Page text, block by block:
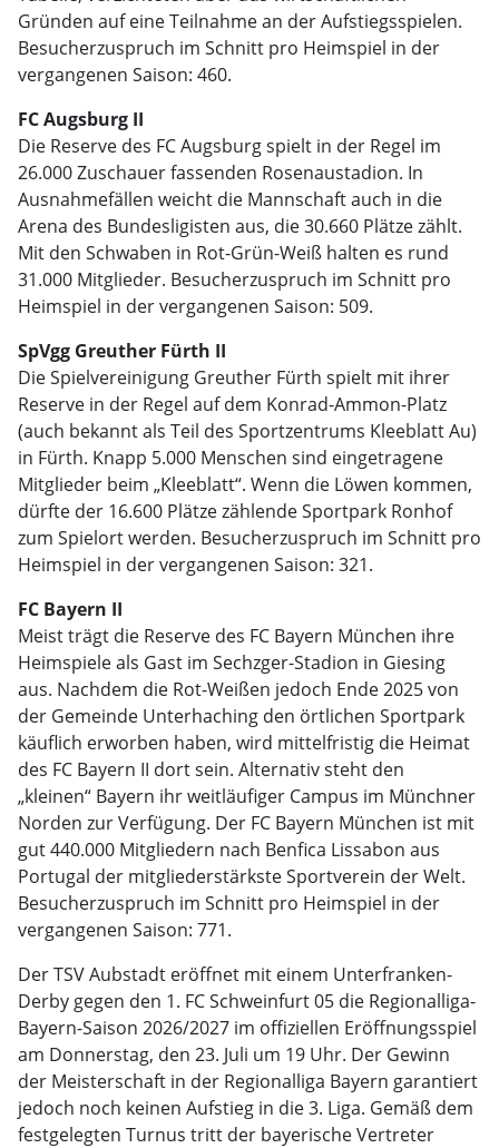
Gründen auf eine Teilnahme an der Aufstiegsspielen.
Besucherzuspruch im Schnitt pro Heimspiel in der
vergangenen Saison: 460.
FC Augsburg II
Die Reserve des FC Augsburg spielt in der Regel im
26.000 Zuschauer fassenden Rosenaustadion. In
Ausnahmefällen weicht die Mannschaft auch in die
Arena des Bundesligisten aus, die 30.660 Plätze zählt.
Mit den Schwaben in Rot-Grün-Weiß halten es rund
31.000 Mitglieder. Besucherzuspruch im Schnitt pro
Heimspiel in der vergangenen Saison: 509.
SpVgg Greuther Fürth II
Die Spielvereinigung Greuther Fürth spielt mit ihrer
Reserve in der Regel auf dem Konrad-Ammon-Platz
(auch bekannt als Teil des Sportzentrums Kleeblatt Au)
in Fürth. Knapp 5.000 Menschen sind eingetragene
Mitglieder beim „Kleeblatt“. Wenn die Löwen kommen,
dürfte der 16.600 Plätze zählende Sportpark Ronhof
zum Spielort werden. Besucherzuspruch im Schnitt pro
Heimspiel in der vergangenen Saison: 321.
FC Bayern II
Meist trägt die Reserve des FC Bayern München ihre
Heimspiele als Gast im Sechzger-Stadion in Giesing
aus. Nachdem die Rot-Weißen jedoch Ende 2025 von
der Gemeinde Unterhaching den örtlichen Sportpark
käuflich erworben haben, wird mittelfristig die Heimat
des FC Bayern II dort sein. Alternativ steht den
„kleinen“ Bayern ihr weitläufiger Campus im Münchner
Norden zur Verfügung. Der FC Bayern München ist mit
gut 440.000 Mitgliedern nach Benfica Lissabon aus
Portugal der mitgliederstärkste Sportverein der Welt.
Besucherzuspruch im Schnitt pro Heimspiel in der
vergangenen Saison: 771.
Der TSV Aubstadt eröffnet mit einem Unterfranken-
Derby gegen den 1. FC Schweinfurt 05 die Regionalliga-
Bayern-Saison 2026/2027 im offiziellen Eröffnungsspiel
am Donnerstag, den 23. Juli um 19 Uhr. Der Gewinn
der Meisterschaft in der Regionalliga Bayern garantiert
jedoch noch keinen Aufstieg in die 3. Liga. Gemäß dem
festgelegten Turnus tritt der bayerische Vertreter